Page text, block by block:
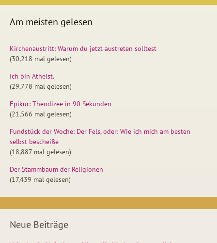
Am meisten gelesen
Kirchenaustritt: Warum du jetzt austreten solltest
(30,218 mal gelesen)
Ich bin Atheist.
(29,778 mal gelesen)
Epikur: Theodizee in 90 Sekunden
(21,566 mal gelesen)
Fundstück der Woche: Der Fels, oder: Wie ich mich am besten
selbst bescheiße
(18,887 mal gelesen)
Der Stammbaum der Religionen
(17,439 mal gelesen)
Neue Beiträge